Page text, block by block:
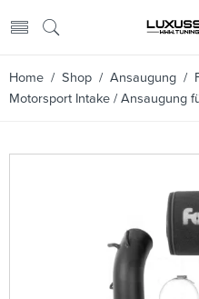
Home / Shop / Ansaugung /
Motorsport Intake / Ansaugung